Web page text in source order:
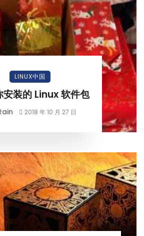
LINUX中国
安装的 Linux 软件包
2018 年 10 月 27 日